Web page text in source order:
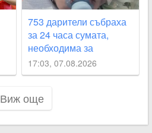
753 дарители събраха
за 24 часа сумата,
необходима за
мъничкия Пепи
17:03, 07.08.2026
Виж още